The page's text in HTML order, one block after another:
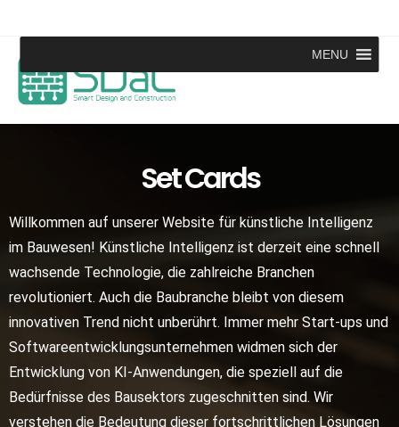
MENU
Set Cards
Willkommen auf unserer Website für künstliche Intelligenz
im Bauwesen! Künstliche Intelligenz ist derzeit eine schnell
wachsende Technologie, die zahlreiche Branchen
revolutioniert. Auch die Baubranche bleibt von diesem
innovativen Trend nicht unberührt. Immer mehr Start-ups und
Softwareentwicklungsunternehmen widmen sich der
Entwicklung von KI-Anwendungen, die speziell auf die
Bedürfnisse des Bausektors zugeschnitten sind. Wir
verstehen die Bedeutung dieser fortschrittlichen Lösungen